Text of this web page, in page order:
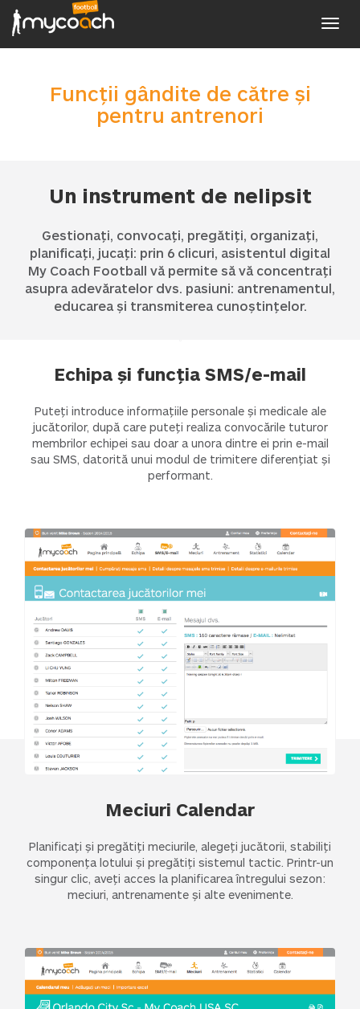
Funcții gândite de către și
pentru antrenori
Un instrument de nelipsit
Gestionați, convocați, pregătiți, organizați,
planificați, jucați: prin 6 clicuri, asistentul digital
My Coach Football vă permite să vă concentrați
asupra adevăratelor dvs. pasiuni: antrenamentul,
educarea și transmiterea cunoștințelor.
Echipa și funcția SMS/e-mail
Puteți introduce informațiile personale și medicale ale
jucătorilor, după care puteți realiza convocările tuturor
membrilor echipei sau doar a unora dintre ei prin e-mail
sau SMS, datorită unui modul de trimitere diferențiat și
performant.
Meciuri Calendar
Planificați și pregătiți meciurile, alegeți jucătorii, stabiliți
componența lotului și pregătiți sistemul tactic. Printr-un
singur clic, aveți acces la planificarea întregului sezon:
meciuri, antrenamente și alte evenimente.